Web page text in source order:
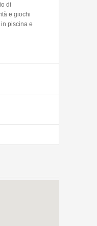
di
e giochi
piscina e